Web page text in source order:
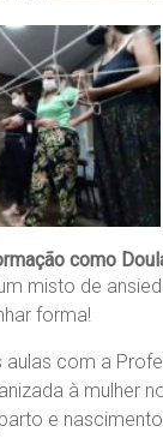
como
misto de
forma!
com a
à mulher
e nascimento.